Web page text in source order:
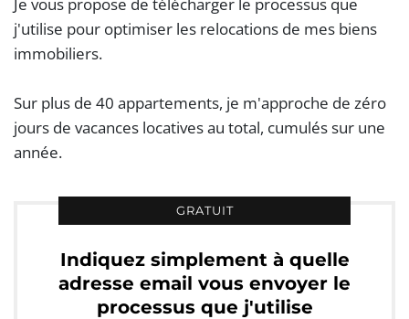
j'utilise pour optimiser les relocations de mes biens
immobiliers.
Sur plus de 40 appartements, je m'approche de zéro
jours de vacances locatives au total, cumulés sur une
année.
GRATUIT
Indiquez simplement à quelle
adresse email vous envoyer le
processus que j'utilise